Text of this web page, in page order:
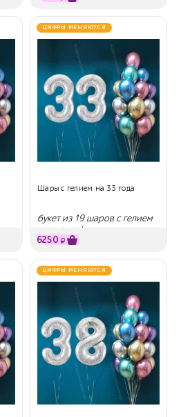
ЦИФРЫ МЕНЯЮТСЯ
Шары с гелием на 33 года
букет из 19 шаров с гелием
хром + цифры
6250 ₽
ЦИФРЫ МЕНЯЮТСЯ